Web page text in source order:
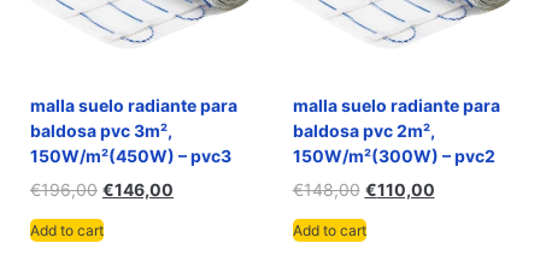
malla suelo radiante para
baldosa pvc 3m²,
150W/m²(450W) – pvc3
€196,00 €146,00
Add to cart
malla suelo radiante para
baldosa pvc 2m²,
150W/m²(300W) – pvc2
€148,00 €110,00
Add to cart